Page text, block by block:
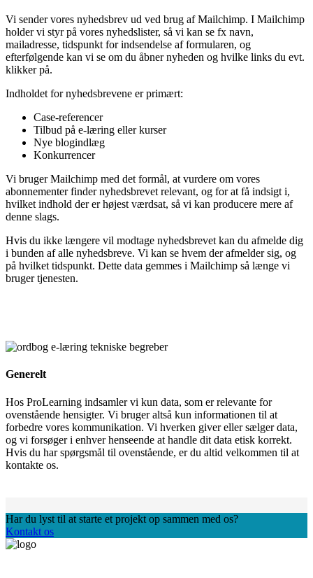
Vi sender vores nyhedsbrev ud ved brug af Mailchimp. I Mailchimp
holder vi styr på vores nyhedslister, så vi kan se fx navn,
mailadresse, tidspunkt for indsendelse af formularen, og
efterfølgende kan vi se om du åbner nyheden og hvilke links du evt.
klikker på.
Indholdet for nyhedsbrevene er primært:
Case-referencer
Tilbud på e-læring eller kurser
Nye blogindlæg
Konkurrencer
Vi bruger Mailchimp med det formål, at vurdere om vores
abonnementer finder nyhedsbrevet relevant, og for at få indsigt i,
hvilket indhold der er højest værdsat, så vi kan producere mere af
denne slags.
Hvis du ikke længere vil modtage nyhedsbrevet kan du afmelde dig
i bunden af alle nyhedsbreve. Vi kan se hvem der afmelder sig, og
på hvilket tidspunkt. Dette data gemmes i Mailchimp så længe vi
bruger tjenesten.
Generelt
Hos ProLearning indsamler vi kun data, som er relevante for
ovenstående hensigter. Vi bruger altså kun informationen til at
forbedre vores kommunikation. Vi hverken giver eller sælger data,
og vi forsøger i enhver henseende at handle dit data etisk korrekt.
Hvis du har spørgsmål til ovenstående, er du altid velkommen til at
kontakte os.
Har du lyst til at starte et projekt op sammen med os?
Kontakt os